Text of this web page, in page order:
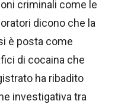
criminali come le
dicono che la
è posta come
di cocaina che
ha ribadito
investigativa tra